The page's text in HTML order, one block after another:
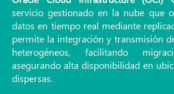
servicio gestionado en la nube que
datos en tiempo real mediante
permite la integración y transmisión
heterogéneos, facilitando
asegurando alta disponibilidad en
dispersas.